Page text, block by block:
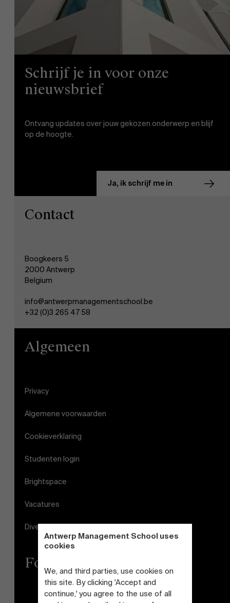
Antwerp Management School uses
cookies
We, and third parties, use cookies on
this site. By clicking 'Accept and
continue,' you agree to the use of all
Schrijf je in voor onze
nieuwsbrief
Ontvang updates over jouw gekozen onderwerp en blijf
op de hoogte.
Ja, ik schrijf me in
Contact
Boogkeers 5
2000 Antwerp
Belgium
info@antwerpmanagementschool.be
+32 (0)3 265 47 58
Algemeen
Privacy
Algemene voorwaarden
Cookieverklaring
Studenten login
Brightspace
Vacatures
Diversiteits- en Inclusieplan
Follow us